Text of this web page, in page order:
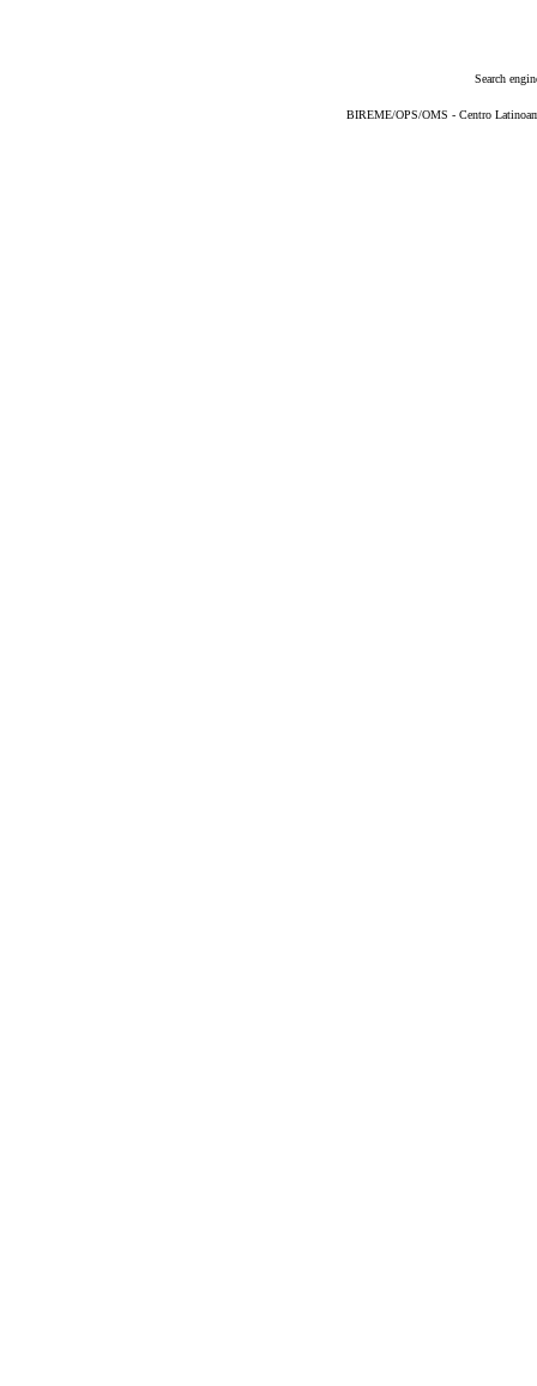
Search
BIREME/OPS/OMS - Centro